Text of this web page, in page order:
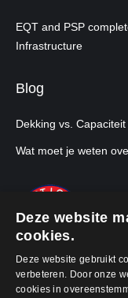
EQT and PSP
Infrastructure
Blog
Dekking vs. Capaciteit
Wat moet je weten
Deze website
cookies.
Deze website gebruikt
verbeteren. Door onze
cookies in